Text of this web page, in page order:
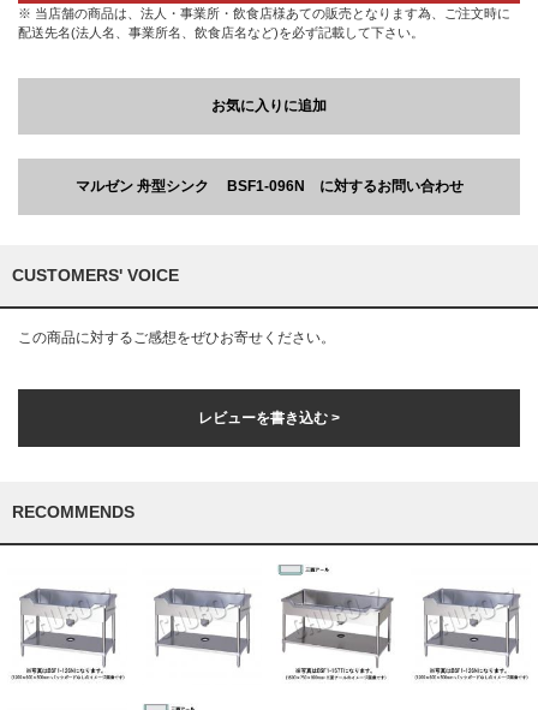
※ 当店舗の商品は、法人・事業所・飲食店様あての販売となります為、ご注文時に
配送先名(法人名、事業所名、飲食店名など)を必ず記載して下さい。
お気に入りに追加
マルゼン 舟型シンク BSF1-096N に対するお問い合わせ
CUSTOMERS' VOICE
この商品に対するご感想をぜひお寄せください。
レビューを書き込む >
RECOMMENDS